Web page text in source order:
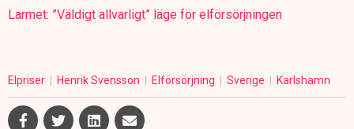
Larmet: ”Väldigt allvarligt” läge för elförsörjningen
Elpriser Henrik Svensson Elförsörjning Sverige Karlshamn